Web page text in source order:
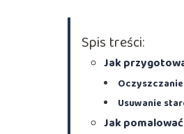
Spis treści:
Jak
Usuwanie
Jak